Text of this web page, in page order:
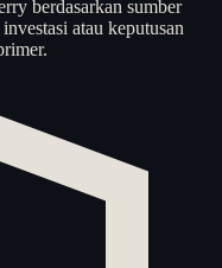
berdasarkan sumber
atau keputusan